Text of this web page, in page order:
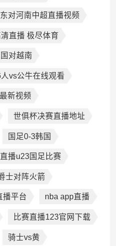
对河南中超直播视频
直播 极尽体育
对越南
vs公牛在线观看
新视频
世俱杯决赛直播地址
国足0-3韩国
直播u23国足比赛
士对阵火箭
播平台 nba app直播
比赛直播123官网下载
骑士vs黄